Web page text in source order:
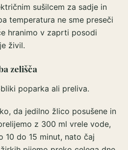
sušilcem za sadje in
temperatura ne sme preseči
hranimo v zaprti posodi
živil.
zelišča
poparka ali preliva.
da jedilno žlico posušene in
z 300 ml vrele vode,
10 do 15 minut, nato čaj